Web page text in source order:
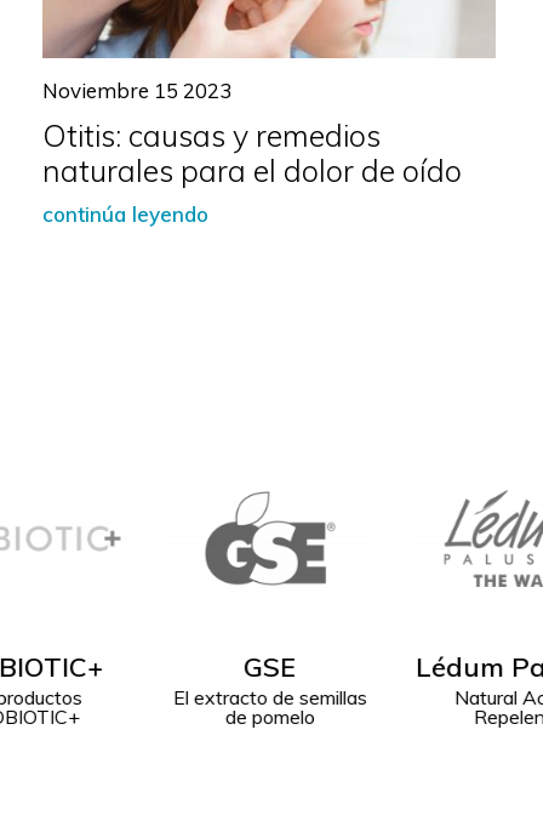
Noviembre 15 2023
Otitis: causas y remedios
naturales para el dolor de oído
continúa leyendo
GSE
de semillas
pomelo
Lédum Palustre
Natural Acción
Repelente
El